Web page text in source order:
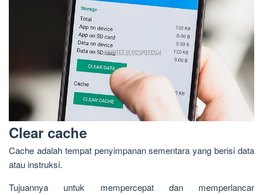
Clear cache
Cache adalah tempat penyimpanan sementara yang berisi data
atau instruksi.
Tujuannya untuk mempercepat dan memperlancar